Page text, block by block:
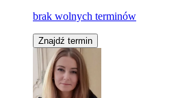
brak wolnych terminów
Znajdź termin